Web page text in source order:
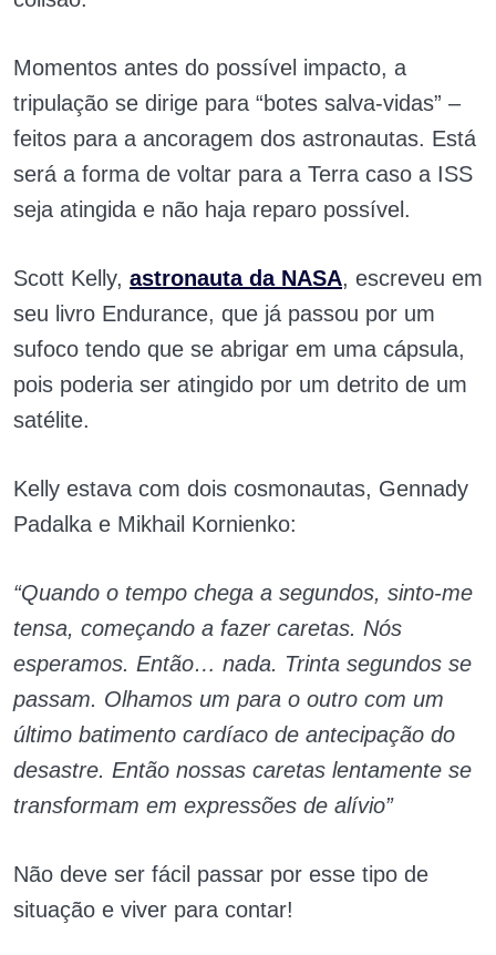
Momentos antes do possível impacto, a
tripulação se dirige para “botes salva-vidas” –
feitos para a ancoragem dos astronautas. Está
será a forma de voltar para a Terra caso a ISS
seja atingida e não haja reparo possível.
Scott Kelly, astronauta da NASA, escreveu em
seu livro Endurance, que já passou por um
sufoco tendo que se abrigar em uma cápsula,
pois poderia ser atingido por um detrito de um
satélite.
Kelly estava com dois cosmonautas, Gennady
Padalka e Mikhail Kornienko:
“Quando o tempo chega a segundos, sinto-me
tensa, começando a fazer caretas. Nós
esperamos. Então… nada. Trinta segundos se
passam. Olhamos um para o outro com um
último batimento cardíaco de antecipação do
desastre. Então nossas caretas lentamente se
transformam em expressões de alívio”
Não deve ser fácil passar por esse tipo de
situação e viver para contar!